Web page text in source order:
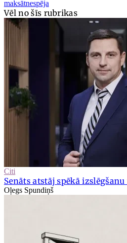
maksātnespēja
Vēl no šīs rubrikas
Citi
Senāts atstāj spēkā
Oļegs Spundiņš